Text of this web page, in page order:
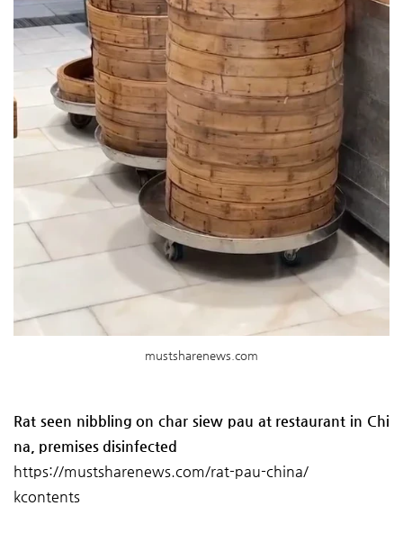
mustsharenews.com
Rat seen nibbling on char siew pau at restaurant in Chi
na, premises disinfected
https://mustsharenews.com/rat-pau-china/
kcontents